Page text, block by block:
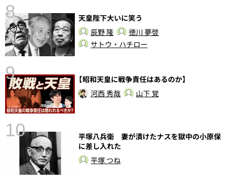
8
天皇陛下大いに笑う
辰野 隆
徳川 夢聲
サトウ・ハチロー
9
【昭和天皇に戦争責任はあるのか】
河西 秀哉
山下 覚
10
平塚八兵衛 妻が漬けたナスを獄中の小原保
に差し入れた
平塚 つね